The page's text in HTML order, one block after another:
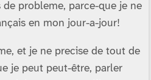
de probleme, parce-que je ne
en mon jour-a-jour!
et je ne precise de tout de
je peut peut-être, parler